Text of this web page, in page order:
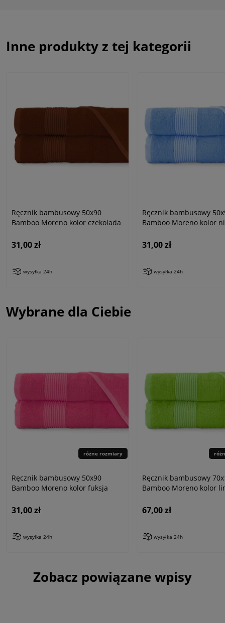
Inne produkty z tej kategorii
Ręcznik bambusowy 50x90
Bamboo Moreno kolor czekolada
31,00 zł
wysyłka 24h
Ręcznik bambusowy
Bamboo Moreno kolor
31,00 zł
wysyłka 24h
Wybrane dla Ciebie
różne rozmiary
Ręcznik bambusowy 50x90
Bamboo Moreno kolor fuksja
31,00 zł
wysyłka 24h
Ręcznik bambusowy
Bamboo Moreno kolor
67,00 zł
wysyłka 24h
Zobacz powiązane wpisy